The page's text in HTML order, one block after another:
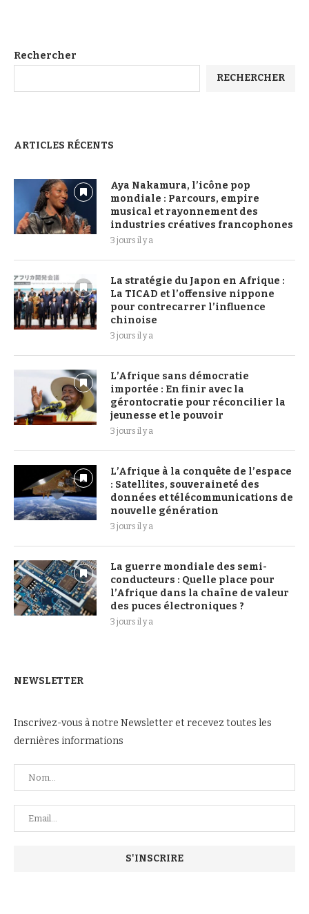
Rechercher
RECHERCHER
ARTICLES RÉCENTS
Aya Nakamura, l’icône pop
mondiale : Parcours, empire
musical et rayonnement des
industries créatives francophones
3 jours il y a
La stratégie du Japon en Afrique :
La TICAD et l’offensive nippone
pour contrecarrer l’influence
chinoise
3 jours il y a
L’Afrique sans démocratie
importée : En finir avec la
gérontocratie pour réconcilier la
jeunesse et le pouvoir
3 jours il y a
L’Afrique à la conquête de l’espace
: Satellites, souveraineté des
données et télécommunications de
nouvelle génération
3 jours il y a
La guerre mondiale des semi-
conducteurs : Quelle place pour
l’Afrique dans la chaîne de valeur
des puces électroniques ?
3 jours il y a
NEWSLETTER
Inscrivez-vous à notre Newsletter et recevez toutes les
dernières informations